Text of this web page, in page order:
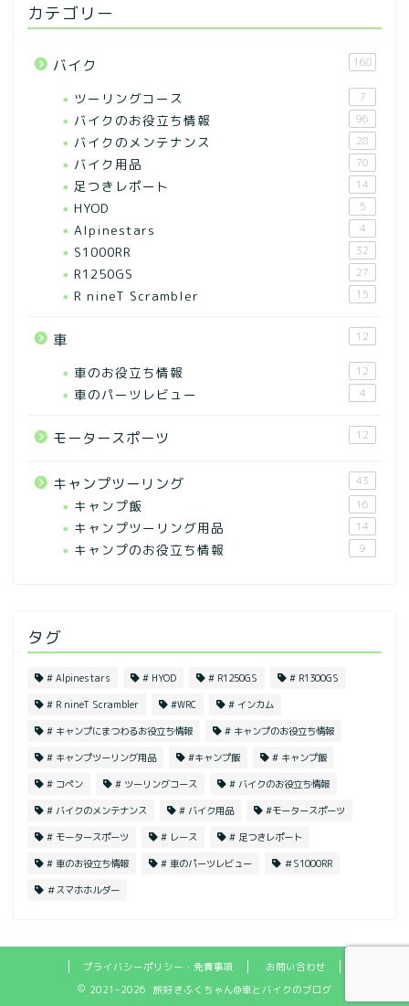
カテゴリー
バイク 168
ツーリングコース 7
バイクのお役立ち情報 96
バイクのメンテナンス 28
バイク用品 70
足つきレポート 14
HYOD 5
Alpinestars 4
S1000RR 32
R1250GS 27
R nineT Scrambler 15
車 12
車のお役立ち情報 12
車のパーツレビュー 4
モータースポーツ 12
キャンプツーリング 43
キャンプ飯 16
キャンプツーリング用品 14
キャンプのお役立ち情報 9
タグ
# Alpinestars # HYOD # R1250GS # R1300GS
# R nineT Scrambler #WRC # インカム
# キャンプにまつわるお役立ち情報 # キャンプのお役立ち情報
# キャンプツーリング用品 #キャンプ飯 # キャンプ飯
# コペン # ツーリングコース # バイクのお役立ち情報
# バイクのメンテナンス # バイク用品 #モータースポーツ
# モータースポーツ # レース # 足つきレポート
# 車のお役立ち情報 # 車のパーツレビュー ＃S1000RR
＃スマホホルダー
プライバシーポリシー・免責事項
お問い合わせ
2021–2026 旅好きふくちゃん@車とバイクのブログ